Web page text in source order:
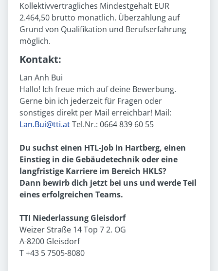
Kollektivvertragliches Mindestgehalt EUR
2.464,50 brutto monatlich. Überzahlung auf
Grund von Qualifikation und Berufserfahrung
möglich.
Kontakt:
Lan Anh Bui
Hallo! Ich freue mich auf deine Bewerbung.
Gerne bin ich jederzeit für Fragen oder
sonstiges direkt per Mail erreichbar! Mail:
Lan.Bui@tti.atTel.Nr.: 0664 839 60 55
Du suchst einen HTL-Job in Hartberg, einen
Einstieg in die Gebäudetechnik oder eine
langfristige Karriere im Bereich HKLS?
Dann bewirb dich jetzt bei uns und werde Teil
eines erfolgreichen Teams.
TTI Niederlassung Gleisdorf
Weizer Straße 14 Top 7 2. OG
A-8200 Gleisdorf
T +43 5 7505-8080